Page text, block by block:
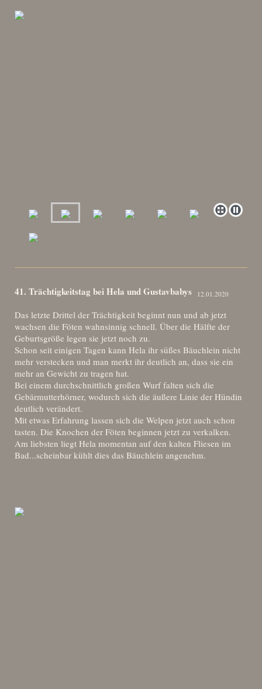
41. Trächtigkeitstag bei Hela und Gustavbabys 12.01.2020
Das letzte Drittel der Trächtigkeit beginnt nun und ab jetzt
wachsen die Föten wahnsinnig schnell. Über die Hälfte der
Geburtsgröße legen sie jetzt noch zu.
Schon seit einigen Tagen kann Hela ihr süßes Bäuchlein nicht
mehr verstecken und man merkt ihr deutlich an, dass sie ein
mehr an Gewicht zu tragen hat.
Bei einem durchschnittlich großen Wurf falten sich die
Gebärmutterhörner, wodurch sich die äußere Linie der Hündin
deutlich verändert.
Mit etwas Erfahrung lassen sich die Welpen jetzt auch schon
tasten. Die Knochen der Föten beginnen jetzt zu verkalken.
Am liebsten liegt Hela momentan auf den kalten Fliesen im
Bad...scheinbar kühlt dies das Bäuchlein angenehm.